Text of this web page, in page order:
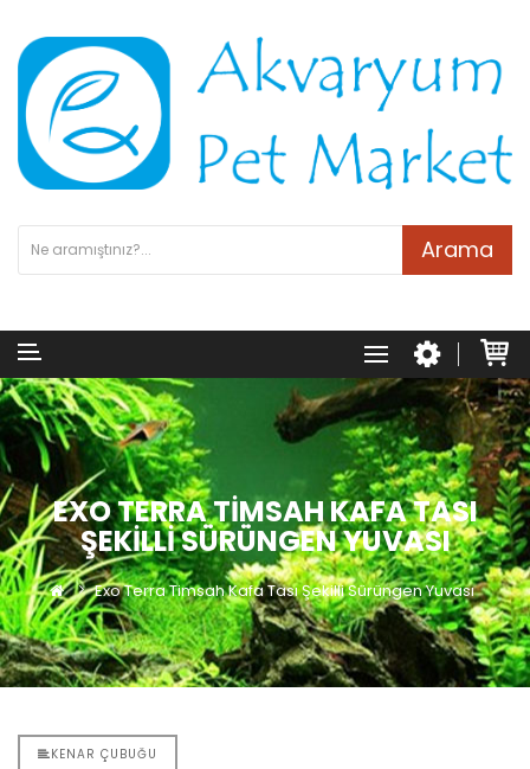
Arama
EXO TERRA TIMSAH KAFA TASI
ŞEKILLI SÜRÜNGEN YUVASI
Exo Terra Timsah Kafa Tası Şekilli Sürüngen Yuvası
KENAR ÇUBUĞU